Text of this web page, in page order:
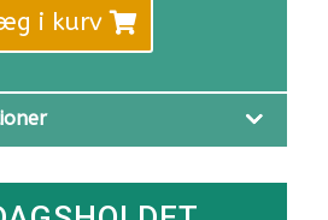
VAR:
4.455 KR..
i kurv